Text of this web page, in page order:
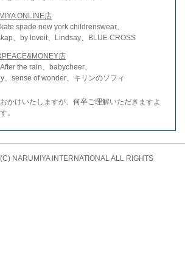
ONLINE店
spade new york childrenswear、
、by loveit、Lindsay、BLUE CROSS
店
the rain、babycheer、
、sense of wonder、キリンのソフィ
かけいたしますが、何卒ご理解いただきますよ
。